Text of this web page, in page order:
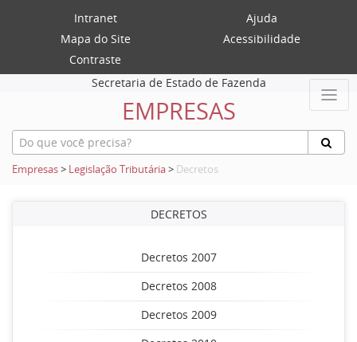
Intranet
Ajuda
Mapa do Site
Acessibilidade
Contraste
Secretaria de Estado de Fazenda
EMPRESAS
Empresas> Legislação Tributária> Decretos
DECRETOS
Decretos 2007
Decretos 2008
Decretos 2009